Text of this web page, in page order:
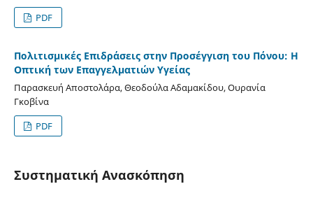
PDF
Πολιτισμικές Επιδράσεις στην Προσέγγιση του Πόνου: Η
Οπτική των Επαγγελματιών Υγείας
Παρασκευή Αποστολάρα, Θεοδούλα Αδαμακίδου, Ουρανία
Γκοβίνα
PDF
Συστηματική Ανασκόπηση